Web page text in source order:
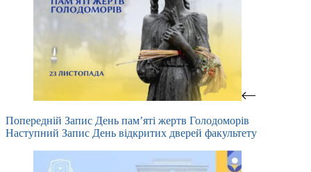
Попередній Запис День пам’яті жертв Голодоморів
Наступний Запис День відкритих дверей факультету